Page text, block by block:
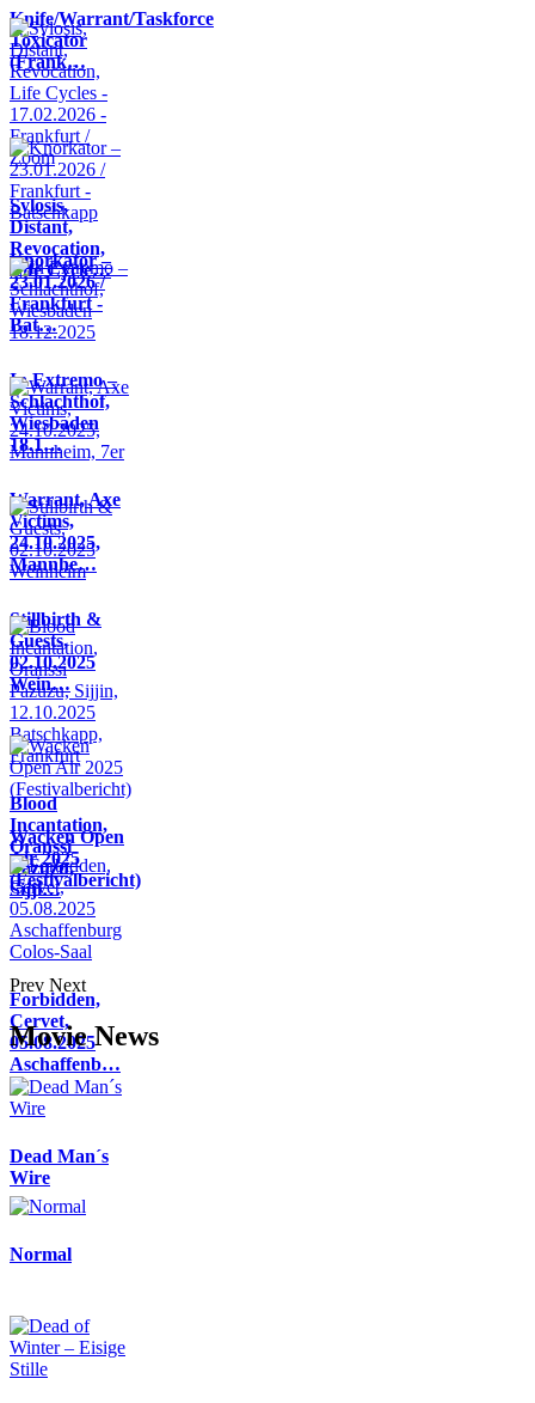
Knife/Warrant/Taskforce
Toxicator
(Frank…
Sylosis,
Distant,
Revocation,
Life Cycle…
Knorkator –
23.01.2026 /
Frankfurt -
Bat…
In Extremo –
Schlachthof,
Wiesbaden
18.1…
Warrant, Axe
Victims,
24.10.2025,
Mannhe…
Stillbirth &
Guests,
02.10.2025
Wein…
Blood
Incantation,
Oranssi
Pazuzu,
Sijji…
Wacken Open
Air 2025
(Festivalbericht)
Forbidden,
Cervet,
05.08.2025
Aschaffenb…
Prev Next
Movie News
Dead Man´s
Wire
Normal